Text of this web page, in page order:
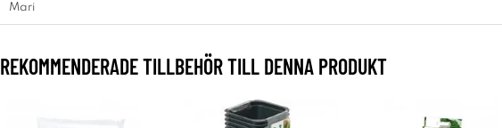
Mari
REKOMMENDERADE TILLBEHÖR TILL DENNA PRODUKT